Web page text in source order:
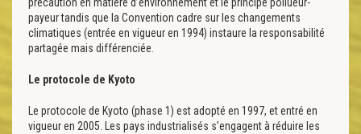
payeur tandis que la Convention cadre sur les changements
climatiques (entrée en vigueur en 1994) instaure la responsabilité
partagée mais différenciée.
Le protocole de Kyoto
Le protocole de Kyoto (phase 1) est adopté en 1997, et entré en
vigueur en 2005. Les pays industrialisés s’engagent à réduire les